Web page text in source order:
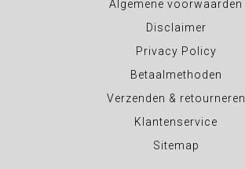
Algemene voorwaarden
Disclaimer
Privacy Policy
Betaalmethoden
Verzenden & retourneren
Klantenservice
Sitemap